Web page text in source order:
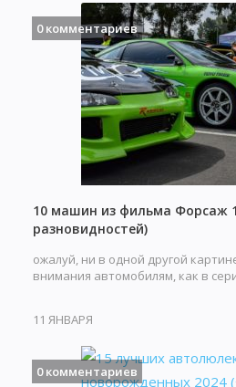
0 комментариев
10 машин из фильма Форсаж
разновидностей)
ожалуй, ни в одной другой
внимания автомобилям, как в
11 ЯНВАРЯ
0 комментариев